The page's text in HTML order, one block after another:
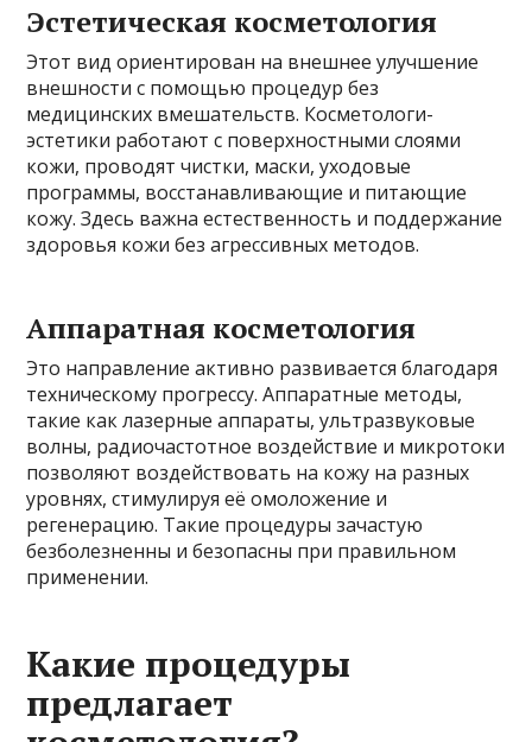
Эстетическая косметология
Этот вид ориентирован на внешнее улучшение
внешности с помощью процедур без
медицинских вмешательств. Косметологи-
эстетики работают с поверхностными слоями
кожи, проводят чистки, маски, уходовые
программы, восстанавливающие и питающие
кожу. Здесь важна естественность и поддержание
здоровья кожи без агрессивных методов.
Аппаратная косметология
Это направление активно развивается благодаря
техническому прогрессу. Аппаратные методы,
такие как лазерные аппараты, ультразвуковые
волны, радиочастотное воздействие и микротоки
позволяют воздействовать на кожу на разных
уровнях, стимулируя её омоложение и
регенерацию. Такие процедуры зачастую
безболезненны и безопасны при правильном
применении.
Какие процедуры
предлагает